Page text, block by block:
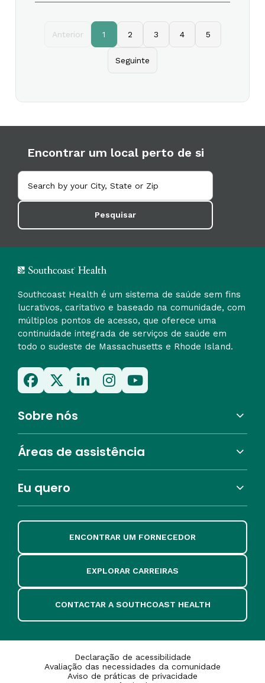
Anterior 1 2 3 4 5
Seguinte
Encontrar um local perto de si
Pesquisar
Southcoast Health é um sistema de saúde sem fins
lucrativos, caritativo e baseado na comunidade, com
múltiplos pontos de acesso, que oferece uma
continuidade integrada de serviços de saúde em
todo o sudeste de Massachusetts e Rhode Island.
Sobre nós
Áreas de assistência
Eu quero
ENCONTRAR UM FORNECEDOR
EXPLORAR CARREIRAS
CONTACTAR A SOUTHCOAST HEALTH
Declaração de acessibilidade
Avaliação das necessidades da comunidade
Aviso de práticas de privacidade